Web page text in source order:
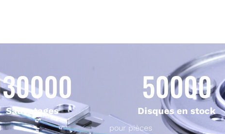
Sauvetages Disques en stock
50000
pour pièces